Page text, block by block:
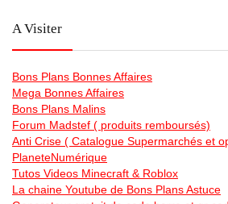
A Visiter
Bons Plans Bonnes Affaires
Mega Bonnes Affaires
Bons Plans Malins
Forum Madstef ( produits remboursés)
Anti Crise ( Catalogue Supermarchés et
PlaneteNumérique
Tutos Videos Minecraft & Roblox
La chaine Youtube de Bons Plans Astuce